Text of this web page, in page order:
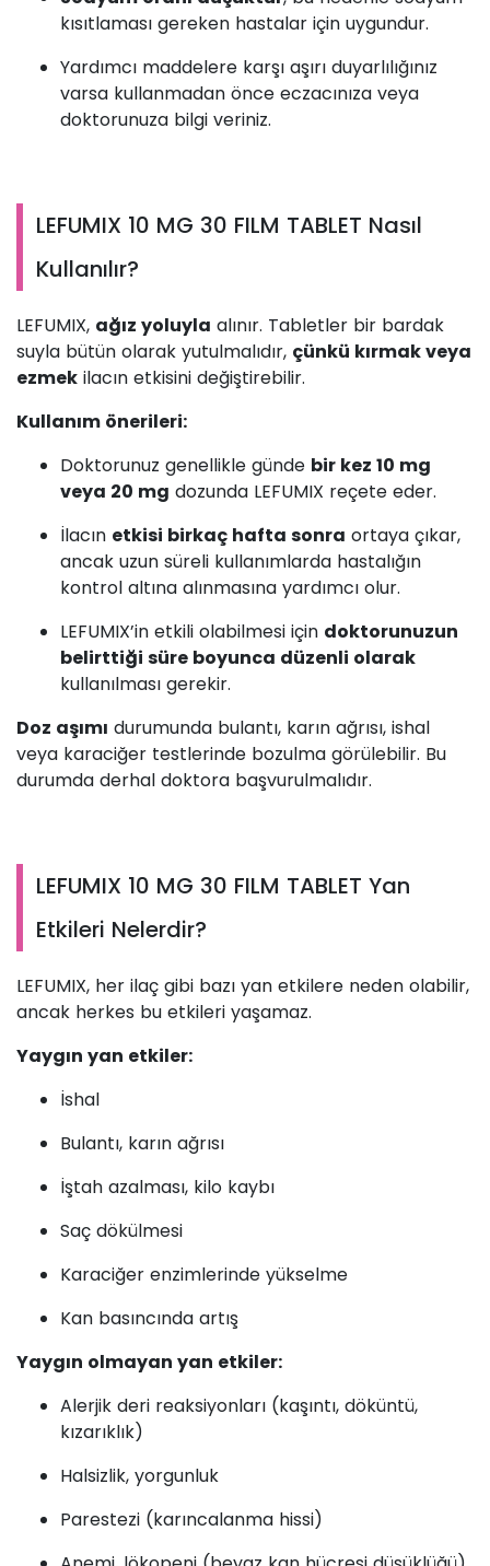
kısıtlaması gereken hastalar için uygundur.
Yardımcı maddelere karşı aşırı duyarlılığınız
varsa kullanmadan önce eczacınıza veya
doktorunuza bilgi veriniz.
LEFUMIX 10 MG 30 FILM TABLET Nasıl
Kullanılır?
LEFUMIX, ağız yoluyla alınır. Tabletler bir bardak
suyla bütün olarak yutulmalıdır, çünkü kırmak veya
ezmek ilacın etkisini değiştirebilir.
Kullanım önerileri:
Doktorunuz genellikle günde bir kez 10 mg
veya 20 mg dozunda LEFUMIX reçete eder.
İlacın etkisi birkaç hafta sonra ortaya çıkar,
ancak uzun süreli kullanımlarda hastalığın
kontrol altına alınmasına yardımcı olur.
LEFUMIX’in etkili olabilmesi için doktorunuzun
belirttiği süre boyunca düzenli olarak
kullanılması gerekir.
Doz aşımı durumunda bulantı, karın ağrısı, ishal
veya karaciğer testlerinde bozulma görülebilir. Bu
durumda derhal doktora başvurulmalıdır.
LEFUMIX 10 MG 30 FILM TABLET Yan
Etkileri Nelerdir?
LEFUMIX, her ilaç gibi bazı yan etkilere neden olabilir,
ancak herkes bu etkileri yaşamaz.
Yaygın yan etkiler:
İshal
Bulantı, karın ağrısı
İştah azalması, kilo kaybı
Saç dökülmesi
Karaciğer enzimlerinde yükselme
Kan basıncında artış
Yaygın olmayan yan etkiler:
Alerjik deri reaksiyonları (kaşıntı, döküntü,
kızarıklık)
Halsizlik, yorgunluk
Parestezi (karıncalanma hissi)